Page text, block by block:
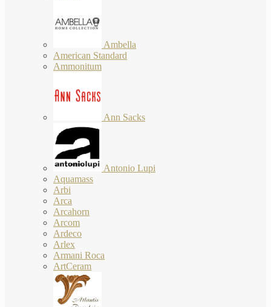
Ambella
American Standard
Ammonitum
Ann Sacks
Antonio Lupi
Aquamass
Arbi
Arca
Arcahorn
Arcom
Ardeco
Arlex
Armani Roca
ArtCeram